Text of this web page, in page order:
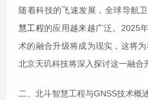
随着科技的飞速发展，全球导航
慧工程的应用越来越广泛。2025
术的融合升级将成为现实，这将为
北京天玑科技将深入探讨这一融合
二、北斗智慧工程与GNSS技术概